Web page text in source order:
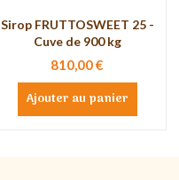
Sirop FRUTTOSWEET 25 -
Cuve de 900 kg
810,00 €
Ajouter au panier